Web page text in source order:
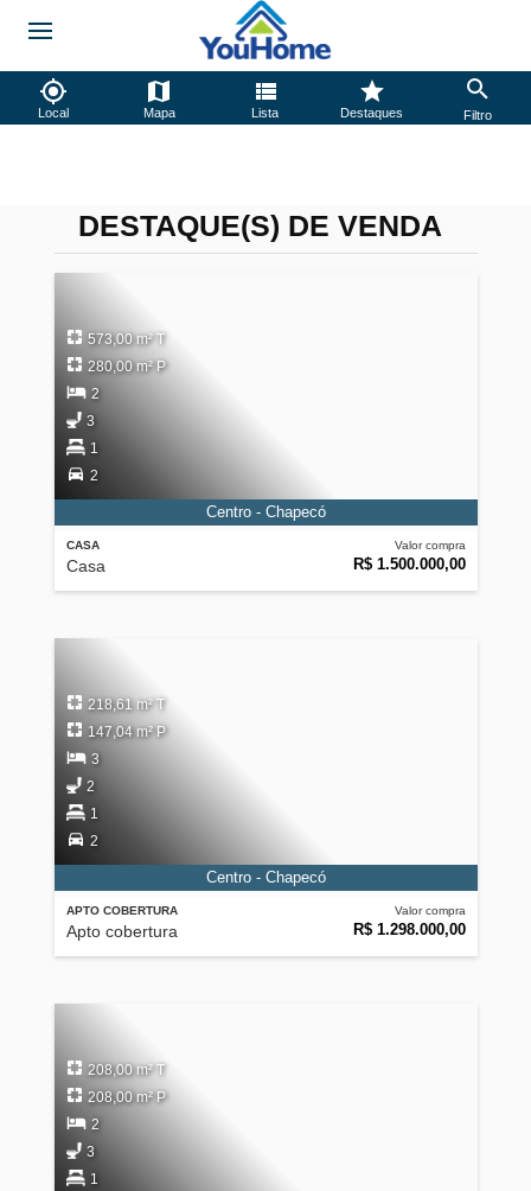
Local Mapa Lista Destaques Filtro
DESTAQUE(S) DE VENDA
CASA
Casa
Valor compra
R$ 1.500.000,00
573,00 m² T
280,00 m² P
2
3
1
2
Centro - Chapecó
APTO COBERTURA
Apto cobertura
Valor compra
R$ 1.298.000,00
218,61 m² T
147,04 m² P
3
2
1
2
Centro - Chapecó
208,00 m² T
208,00 m² P
2
3
1